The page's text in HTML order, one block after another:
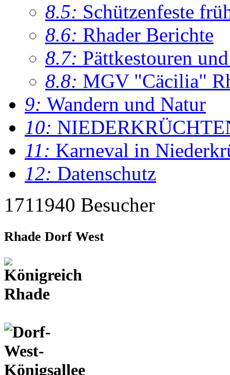
8.5: Schützenfeste
8.6: Rhader Berichte
8.7: Pättkestouren
8.8: MGV "Cäcilia"
9: Wandern und Natur
10:
11: Karneval in
12: Datenschutz
1711940 Besucher
Rhade Dorf West